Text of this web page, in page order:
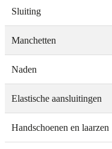
Sluiting
Manchetten
Naden
Elastische aansluitingen
Handschoenen en laarzen